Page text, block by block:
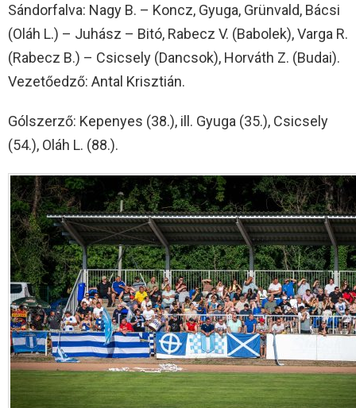
Sándorfalva: Nagy B. – Koncz, Gyuga, Grünvald, Bácsi
(Oláh L.) – Juhász – Bitó, Rabecz V. (Babolek), Varga R.
(Rabecz B.) – Csicsely (Dancsok), Horváth Z. (Budai).
Vezetőedző: Antal Krisztián.
Gólszerző: Kepenyes (38.), ill. Gyuga (35.), Csicsely
(54.), Oláh L. (88.).